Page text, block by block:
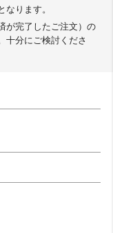
ります。
が完了したご注文）の
十分にご検討くださ